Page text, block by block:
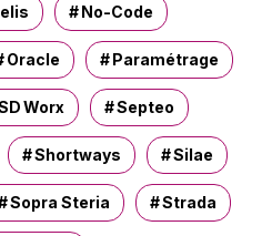
No-Code
Oracle Paramétrage
Worx Septeo
Shortways Silae
Sopra Steria Strada